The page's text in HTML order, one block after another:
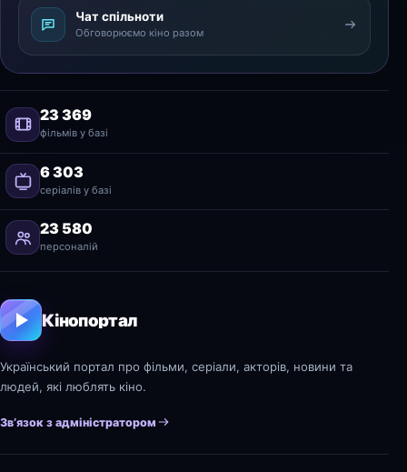
Чат спільноти
Обговорюємо кіно разом
23 369
фільмів у базі
6 303
серіалів у базі
23 580
персоналій
Кінопортал
Український портал про фільми, серіали, акторів, новини та
людей, які люблять кіно.
Зв’язок з адміністратором